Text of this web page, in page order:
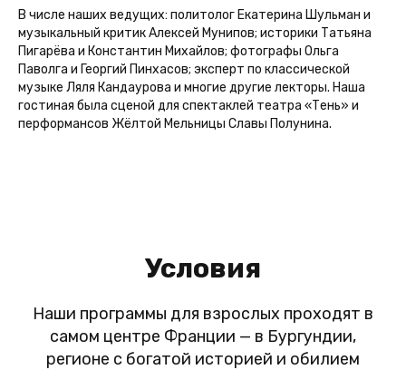
В числе наших ведущих: политолог Екатерина Шульман и
музыкальный критик Алексей Мунипов; историки Татьяна
Пигарёва и Константин Михайлов; фотографы Ольга
Паволга и Георгий Пинхасов; эксперт по классической
музыке Ляля Кандаурова и многие другие лекторы. Наша
гостиная была сценой для спектаклей театра «Тень» и
перформансов Жёлтой Мельницы Славы Полунина.
Условия
Наши программы для взрослых проходят в
самом центре Франции — в Бургундии,
регионе с богатой историей и обилием